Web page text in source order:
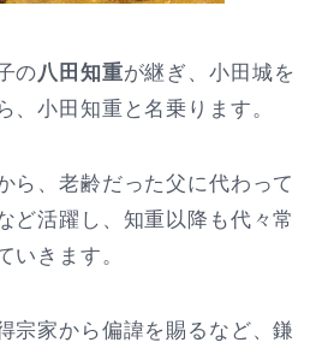
の八田知重が継ぎ、小田城を
、小田知重と名乗ります。
ら、老齢だった父に代わって
ど活躍し、知重以降も代々常
いきます。
宗家から偏諱を賜るなど、鎌